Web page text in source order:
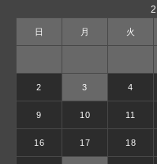
日 月 火
2 3 4
9 10 11
16 17 18